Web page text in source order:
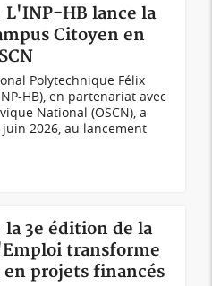
HB lance la
Citoyen en
Polytechnique Félix
HB), en partenariat avec
National (OSCN), a
2026, au lancement
3e édition de la
transforme
en projets financés